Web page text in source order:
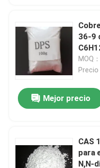
36-9
MOQ
Mejor precio
CAS
para
N,N-